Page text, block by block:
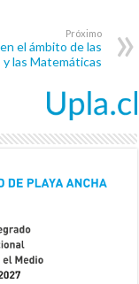
Próximo
el ámbito de las
las Matemáticas